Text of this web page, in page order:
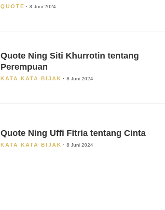
QUOTE 8 Juni 2024
Quote Ning Siti Khurrotin tentang
Perempuan
KATA KATA BIJAK 8 Juni 2024
Quote Ning Uffi Fitria tentang Cinta
KATA KATA BIJAK 8 Juni 2024